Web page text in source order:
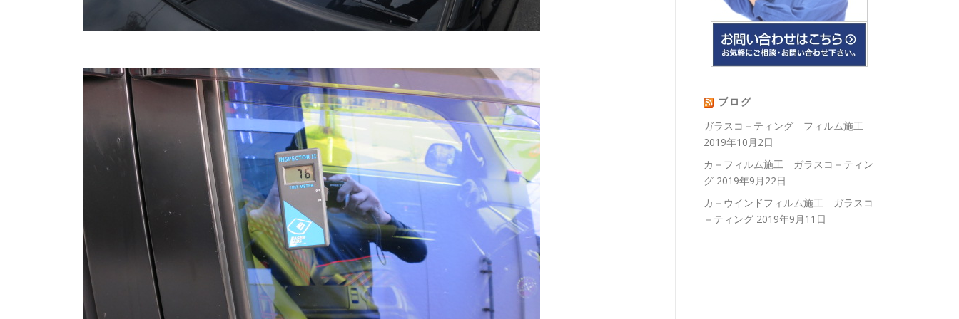
ブログ
ガラスコ－ティング フィルム施工
2019年10月2日
カ－フィルム施工 ガラスコ－ティン
グ 2019年9月22日
カ－ウインドフィルム施工 ガラスコ
－ティング 2019年9月11日